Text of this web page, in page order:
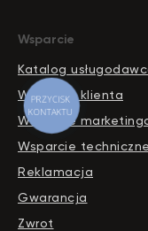
Wsparcie
Katalog
Wsparcie klienta
Wsparcie
Wsparcie techniczne
Reklamacja
Gwarancja
Zwrot
PRZYCISK
KONTAKTU